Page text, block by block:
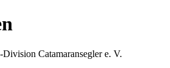
Catamaransegler e. V.